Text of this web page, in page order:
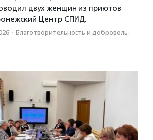
двух женщин из приютов
Центр СПИД.
· Благотвори­тель­ность и доброволь­